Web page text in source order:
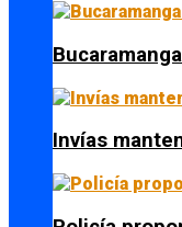
Invías